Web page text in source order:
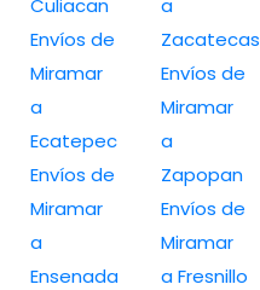
Culiacan
Envíos de
Miramar
a
Ecatepec
Envíos de
Miramar
a
Ensenada
a
Zacatecas
Envíos de
Miramar
a
Zapopan
Envíos de
Miramar
a Fresnillo